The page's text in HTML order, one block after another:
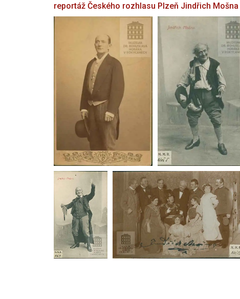
reportáž Českého rozhlasu Plzeň Jindřich Mošna